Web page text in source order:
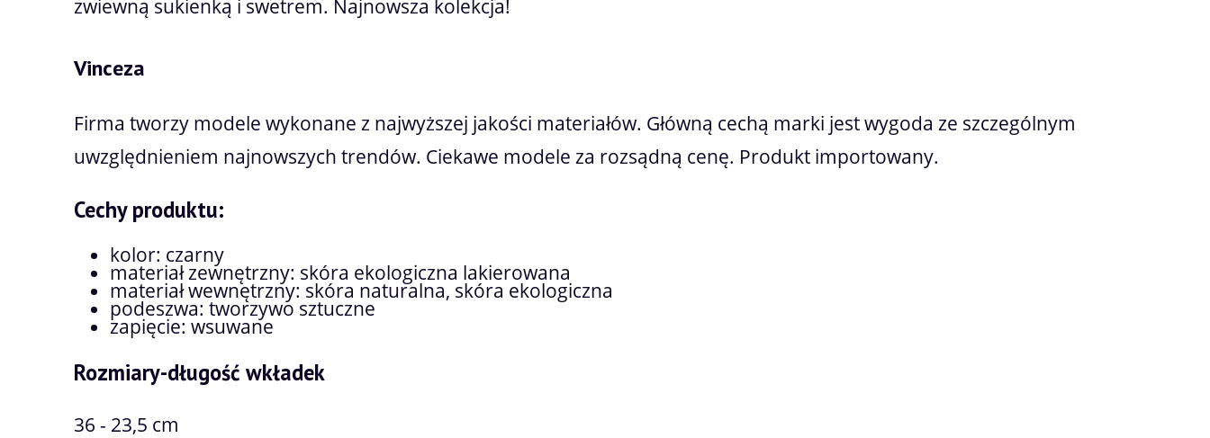
zwiewną sukienką i swetrem. Najnowsza kolekcja!
Vinceza
Firma tworzy modele wykonane z najwyższej jakości materiałów. Główną cechą marki jest wygoda ze szczególnym
uwzględnieniem najnowszych trendów. Ciekawe modele za rozsądną cenę. Produkt importowany.
Cechy produktu:
kolor: czarny
materiał zewnętrzny: skóra ekologiczna lakierowana
materiał wewnętrzny: skóra naturalna, skóra ekologiczna
podeszwa: tworzywo sztuczne
zapięcie: wsuwane
Rozmiary-długość wkładek
36 - 23,5 cm